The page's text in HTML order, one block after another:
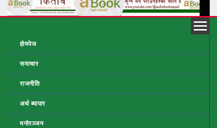
होमपेज
समाचार
राजनीति
अर्थ ब्यापार
मनोरञ्जन